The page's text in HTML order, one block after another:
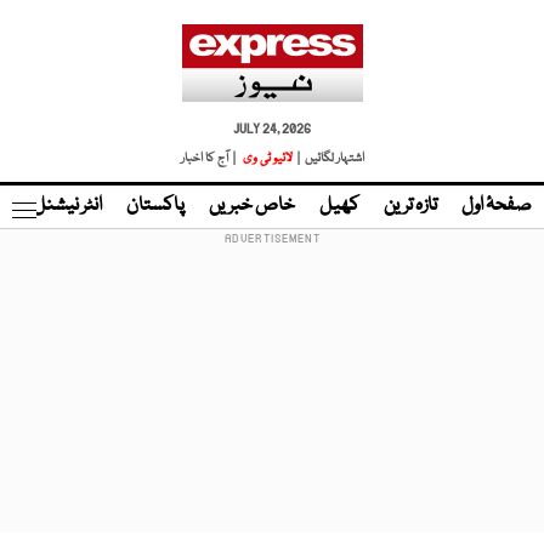
JULY 24, 2026
اشتہار لگائیں |
لائیو ٹی وی | آج کا اخبار
صفحۂ اول تازہ ترین کھیل خاص خبریں پاکستان انٹر نیشنل